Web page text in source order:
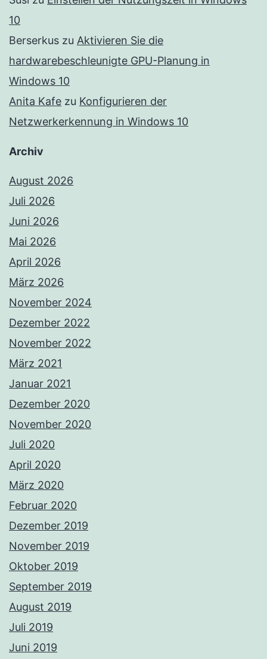
10
Berserkus zu Aktivieren Sie die
hardwarebeschleunigte GPU-Planung in
Windows 10
Anita Kafe zu Konfigurieren der
Netzwerkerkennung in Windows 10
Archiv
August 2026
Juli 2026
Juni 2026
Mai 2026
April 2026
März 2026
November 2024
Dezember 2022
November 2022
März 2021
Januar 2021
Dezember 2020
November 2020
Juli 2020
April 2020
März 2020
Februar 2020
Dezember 2019
November 2019
Oktober 2019
September 2019
August 2019
Juli 2019
Juni 2019